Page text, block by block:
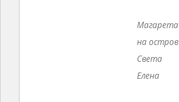
Магарета
на остров
Света
Елена